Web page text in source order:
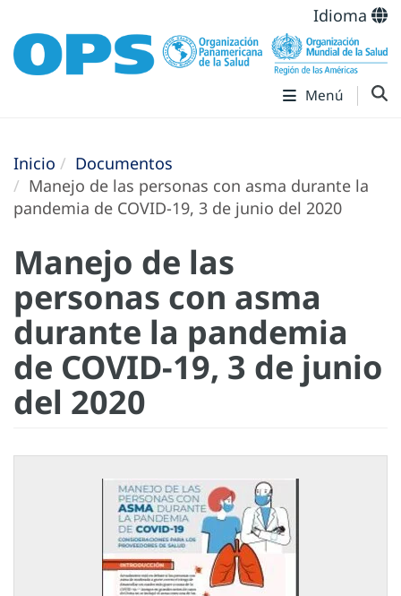
Idioma
Menú
Inicio
Documentos
Manejo de las personas con asma durante la
pandemia de COVID-19, 3 de junio del 2020
Manejo de las
personas con asma
durante la pandemia
de COVID-19, 3 de junio
del 2020